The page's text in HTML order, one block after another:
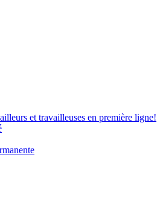
et travailleuses en première ligne!